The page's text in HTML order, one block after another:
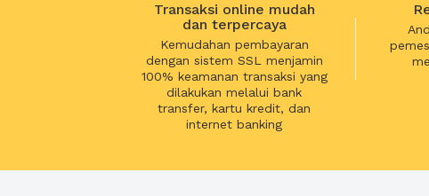
Transaksi online mudah
dan terpercaya
Kemudahan pembayaran
dengan sistem SSL menjamin
100% keamanan transaksi yang
dilakukan melalui bank
transfer, kartu kredit, dan
internet banking